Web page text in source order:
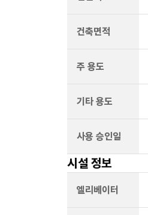
건축면적
주 용도
기타 용도
사용 승인일
시설 정보
엘리베이터